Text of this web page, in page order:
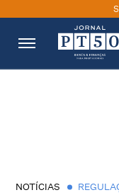
NOTÍCIAS